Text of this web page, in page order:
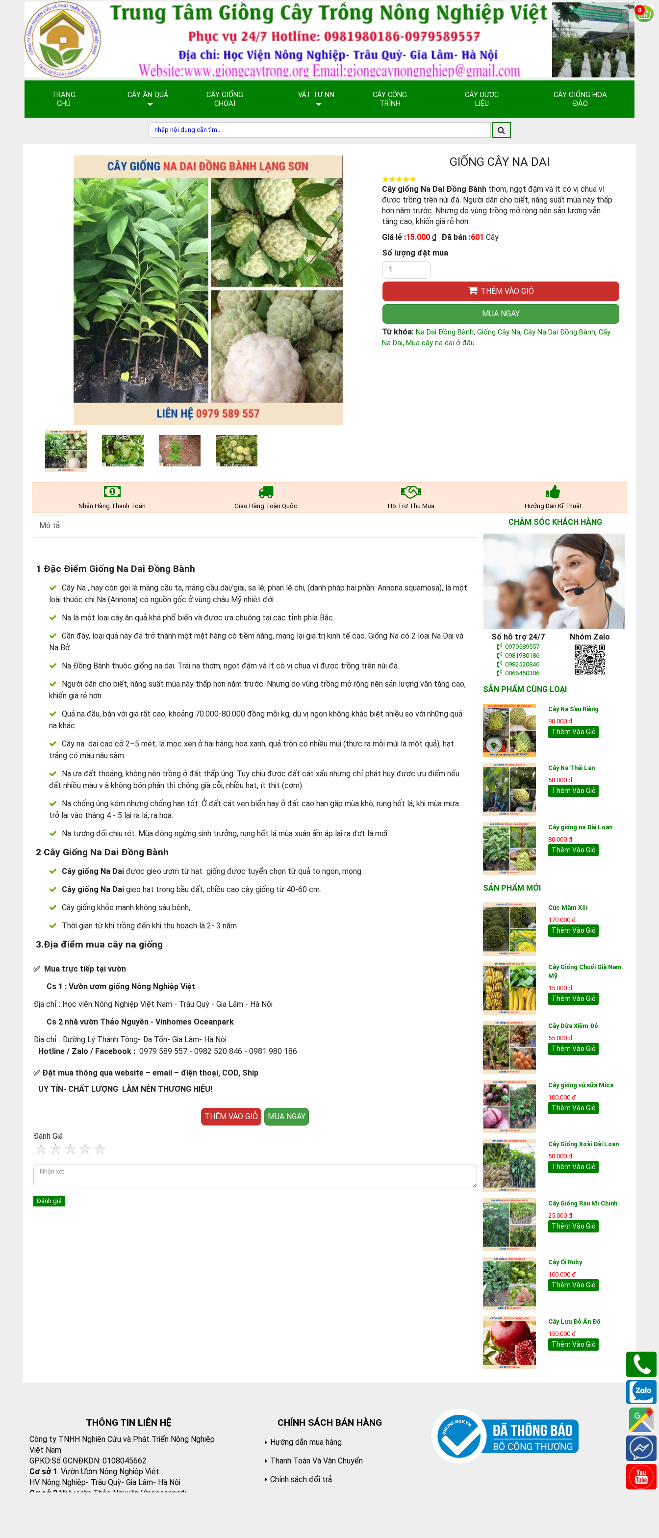
TRANG
CHỦ
CÂY ĂN QUẢ
CÂY GIỐNG
CHOAI
VẬT TƯ NN
CÂY CÔNG
TRÌNH
CÂY DƯỢC
LIỆU
CÂY GIỐNG HOA
ĐÀO
0
GIỐNG CÂY NA DAI
Cây giống Na Dai Đồng Bành thơm, ngọt đậm và ít có vị chua vì
được trồng trên núi đá. Người dân cho biết, năng suất mùa này thấp
hơn năm trước. Nhưng do vùng trồng mở rộng nên sản lượng vẫn
tăng cao, khiến giá rẻ hơn.
Giá lẻ :15.000 ₫ Đã bán :601 Cây
Số lượng đặt mua
THÊM VÀO GIỎ
MUA NGAY
Từ khóa: Na Dai Đồng Bành, Giống Cây Na, Cây Na Dai Đồng Bành, Cấy
Na Dai, Mua cây na dai ở đâu
Nhận Hàng Thanh Toán Giao Hàng Toàn Quốc Hỗ Trợ Thu Mua Hướng Dẫn Kĩ Thuật
Mô tả
1 Đặc Điểm Giống Na Dai Đồng Bành
Cây Na , hay còn gọi là mãng cầu ta, mãng cầu dai/giai, sa lê, phan lệ chi, (danh pháp hai phần: Annona squamosa), là một
loài thuộc chi Na (Annona) có nguồn gốc ở vùng châu Mỹ nhiệt đới.
Na là một loại cây ăn quả khá phổ biến và được ưa chuộng tại các tỉnh phía Bắc.
Gần đây, loại quả này đã trở thành một mặt hàng có tiềm năng, mang lại giá trị kinh tế cao. Giống Na có 2 loại Na Dai và
Na Bở.
Na Đồng Bành thuộc giống na dai. Trái na thơm, ngọt đậm và ít có vị chua vì được trồng trên núi đá.
Người dân cho biết, năng suất mùa này thấp hơn năm trước. Nhưng do vùng trồng mở rộng nên sản lượng vẫn tăng cao,
khiến giá rẻ hơn.
Quả na đầu, bán với giá rất cao, khoảng 70.000-80.000 đồng mỗi kg, dù vị ngon không khác biệt nhiều so với những quả
na khác.
Cây na dai cao cỡ 2–5 mét, lá mọc xen ở hai hàng; hoa xanh, quả tròn có nhiều múi (thực ra mỗi múi là một quả), hạt
trắng có màu nâu sậm.
Na ưa đất thoáng, không nên trồng ở đất thấp úng. Tuy chịu được đất cát xấu nhưng chỉ phát huy được ưu điểm nếu
đất nhiều màu v à không bón phân thì chóng già cỗi, nhiều hạt, ít thịt (cơm).
Na chống úng kém nhưng chống hạn tốt. Ở đất cát ven biển hay ở đất cao hạn gặp mùa khô, rụng hết lá, khi mùa mưa
trở lại vào tháng 4 - 5 lại ra lá, ra hoa.
Na tương đối chịu rét. Mùa đông ngừng sinh trưởng, rụng hết lá mùa xuân ấm áp lại ra đợt lá mới.
2 Cây Giống Na Dai Đồng Bành
Cây giống Na Dai được gieo ươm từ hạt giống được tuyển chọn từ quả to ngon, mọng .
Cây giống Na Dai gieo hạt trong bầu đất, chiều cao cây giống từ 40-60 cm.
Cây giống khỏe mạnh không sâu bệnh,
Thời gian từ khi trồng đến khi thu hoạch là 2- 3 năm
3.Địa điểm mua cây na giống
✅ Mua trực tiếp tại vườn
Cs 1 : Vườn ươm giống Nông Nghiệp Việt
Địa chỉ : Học viện Nông Nghiệp Việt Nam - Trâu Quỳ - Gia Lâm - Hà Nội
Cs 2 nhà vườn Thảo Nguyên - Vinhomes Oceanpark
Địa chỉ : Đường Lý Thánh Tông- Đa Tốn- Gia Lâm- Hà Nội
Hotline / Zalo / Facebook : 0979 589 557 - 0982 520 846 - 0981 980 186
✅ Đặt mua thông qua website – email – điện thoại, COD, Ship
UY TÍN- CHẤT LƯỢNG LÀM NÊN THƯƠNG HIỆU!
THÊM VÀO GIỎ MUA NGAY
Đánh Giá
CHĂM SÓC KHÁCH HÀNG
Số hỗ trợ 24/7
0979589557
0981980186
0982520846
0866450386
Nhóm Zalo
SẢN PHẨM CÙNG LOẠI
Cây Na Sầu Riêng
80.000 đ
Thêm Vào Giỏ
Cây Na Thái Lan
50.000 đ
Thêm Vào Giỏ
Cây giống na Đài Loan
80.000 đ
Thêm Vào Giỏ
SẢN PHẨM MỚI
Cúc Mâm Xôi
170.000 đ
Thêm Vào Giỏ
Cây Giống Chuối Già Nam
Mỹ
15.000 đ
Thêm Vào Giỏ
Cây Dừa Xiêm Đỏ
55.000 đ
Thêm Vào Giỏ
Cây giống vú sữa Mica
100.000 đ
Thêm Vào Giỏ
Cây Giống Xoài Đài Loan
50.000 đ
Thêm Vào Giỏ
Cây Giống Rau Mì Chính
25.000 đ
Thêm Vào Giỏ
Cây Ổi Ruby
100.000 đ
Thêm Vào Giỏ
Cây Lựu Đỏ Ấn Độ
150.000 đ
Thêm Vào Giỏ
THÔNG TIN LIÊN HỆ
Công ty TNHH Nghiên Cứu và Phát Triển Nông Nghiệp
Việt Nam
GPKD:Số GCNĐKDN: 0108045662
Cơ sở 1: Vườn Ươm Nông Nghiệp Việt
HV Nông Nghiệp- Trâu Quỳ- Gia Lâm- Hà Nội
Cơ sở 2:Nhà vườn Thảo Nguyên Vinoceanpark
CHÍNH SÁCH BÁN HÀNG
Hướng dẫn mua hàng
Thanh Toán Và Vận Chuyển
Chính sách đổi trả